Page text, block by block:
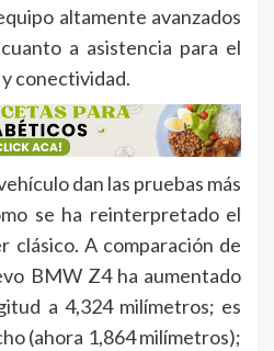
altamente avanzados
a asistencia para el
conectividad.
dan las pruebas más
se ha reinterpretado el
clásico. A comparación de
BMW Z4 ha aumentado
a 4,324 milímetros; es
(ahora 1,864 milímetros);